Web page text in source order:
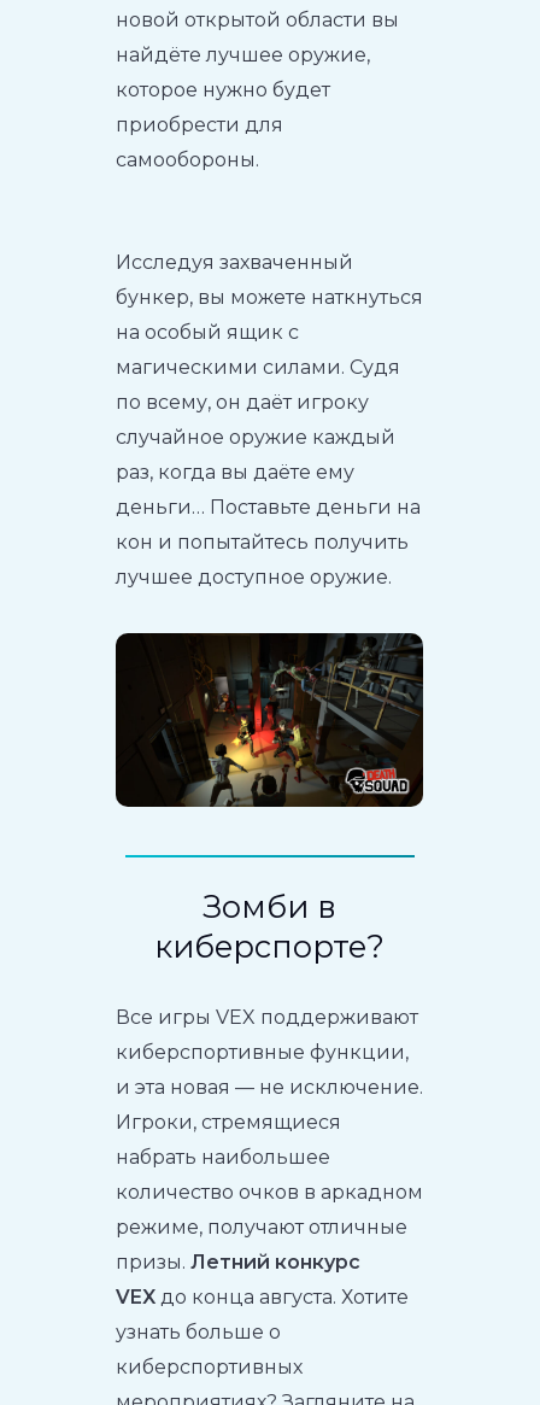
новой открытой области вы
найдёте лучшее оружие,
которое нужно будет
приобрести для
самообороны.
Исследуя захваченный
бункер, вы можете наткнуться
на особый ящик с
магическими силами. Судя
по всему, он даёт игроку
случайное оружие каждый
раз, когда вы даёте ему
деньги… Поставьте деньги на
кон и попытайтесь получить
лучшее доступное оружие.
Зомби в
киберспорте?
Все игры VEX поддерживают
киберспортивные функции,
и эта новая — не исключение.
Игроки, стремящиеся
набрать наибольшее
количество очков в аркадном
режиме, получают отличные
призы.Летний конкурс
VEX до конца августа. Хотите
узнать больше о
киберспортивных